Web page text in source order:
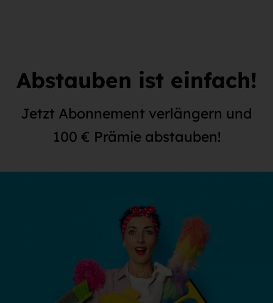
Abstauben ist einfach!
Jetzt Abonnement verlängern und
100 € Prämie abstauben!